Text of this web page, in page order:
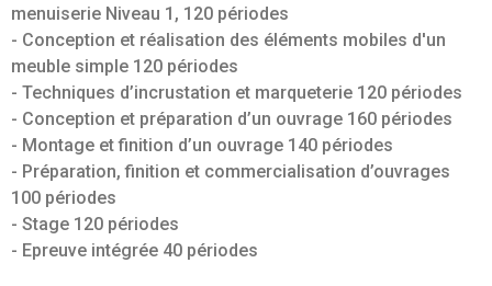
menuiserie Niveau 1, 120 périodes
- Conception et réalisation des éléments mobiles d'un
meuble simple 120 périodes
- Techniques d’incrustation et marqueterie 120 périodes
- Conception et préparation d’un ouvrage 160 périodes
- Montage et finition d’un ouvrage 140 périodes
- Préparation, finition et commercialisation d’ouvrages
100 périodes
- Stage 120 périodes
- Epreuve intégrée 40 périodes